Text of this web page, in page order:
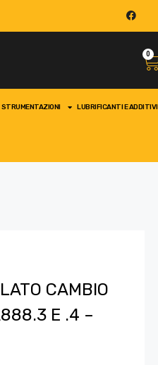
0
STRUMENTAZIONI LUBRIFICANTI E ADDITIVI
CAMBIO
E .4 –